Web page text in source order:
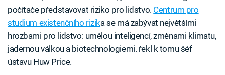
počítače představovat riziko pro lidstvo. Centrum pro
studium existenčního rizika se má zabývat největšími
hrozbami pro lidstvo: umělou inteligencí, změnami klimatu,
jadernou válkou a biotechnologiemi. řekl k tomu šéf
ústavu Huw Price.